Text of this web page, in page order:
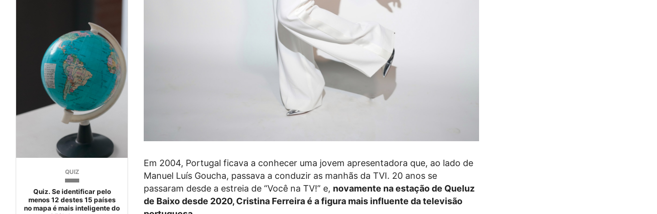
QUIZ
Quiz. Se identificar pelo
menos 12 destes 15 países
no mapa é mais inteligente do
Em 2004, Portugal ficava a conhecer uma jovem apresentadora que, ao lado de
Manuel Luís Goucha, passava a conduzir as manhãs da TVI. 20 anos se
passaram desde a estreia de “Você na TV!” e, novamente na estação de Queluz
de Baixo desde 2020, Cristina Ferreira é a figura mais influente da televisão